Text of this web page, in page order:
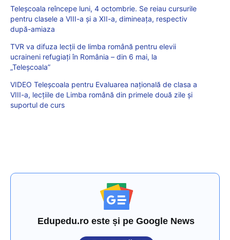
Teleșcoala reîncepe luni, 4 octombrie. Se reiau cursurile
pentru clasele a VIII-a și a XII-a, dimineața, respectiv
după-amiaza
TVR va difuza lecții de limba română pentru elevii
ucraineni refugiați în România – din 6 mai, la
„Teleșcoala”
VIDEO Teleșcoala pentru Evaluarea națională de clasa a
VIII-a, lecțiile de Limba română din primele două zile și
suportul de curs
Edupedu.ro este și pe Google News